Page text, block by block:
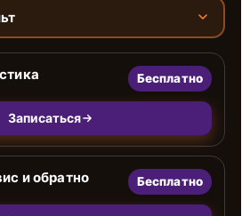
Бесплатно
Записаться
и обратно Бесплатно